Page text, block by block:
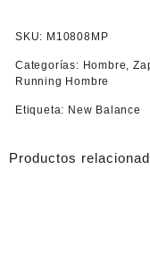
SKU: M10808MP
Categorías: Hombre,
Running Hombre
Etiqueta: New Balance
Productos